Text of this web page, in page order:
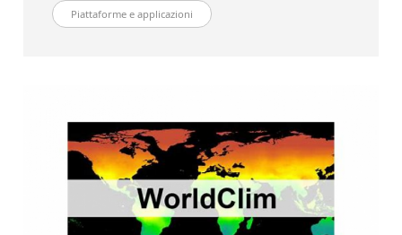
Piattaforme e applicazioni